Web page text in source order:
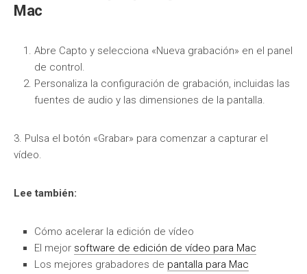
Mac
Abre Capto y selecciona «Nueva grabación» en el panel
de control.
Personaliza la configuración de grabación, incluidas las
fuentes de audio y las dimensiones de la pantalla.
3. Pulsa el botón «Grabar» para comenzar a capturar el
vídeo.
Lee también:
Cómo acelerar la edición de vídeo
El mejor software de edición de vídeo para Mac
Los mejores grabadores de pantalla para Mac